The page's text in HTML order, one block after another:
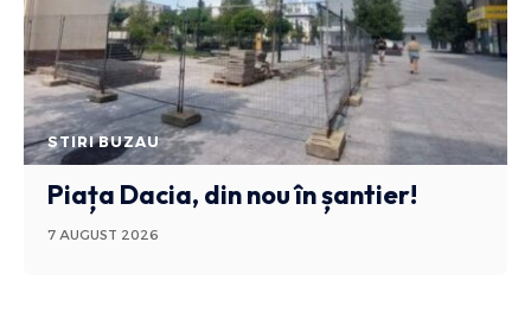
STIRI BUZAU
Piața Dacia, din nou în șantier!
7 AUGUST 2026